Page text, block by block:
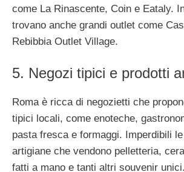
come La Rinascente, Coin e Eataly.
trovano anche grandi outlet come
Rebibbia Outlet Village.
5. Negozi tipici e prodotti
Roma è ricca di negozietti che
tipici locali, come enoteche,
pasta fresca e formaggi. Imperdibili
artigiane che vendono pelletteria,
fatti a mano e tanti altri souvenir unici.